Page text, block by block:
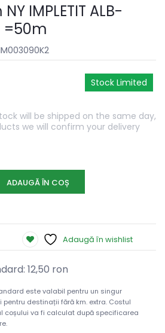
IMPLETIT ALB-
=50m
Stock Limited
will be shipped on the same day,
we will confirm your delivery
ADAUGĂ ÎN COȘ
Adaugă în wishlist
12,50 ron
este valabil pentru un singur
pentru destinații fără km. extra. Costul
coșului va fi calculat după specificarea